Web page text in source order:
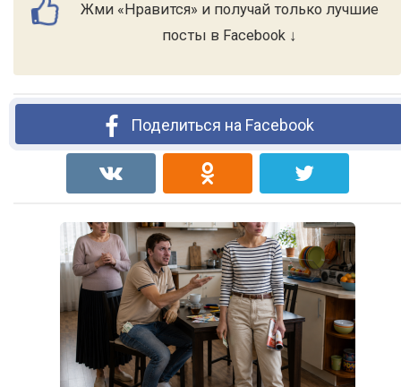
Жми «Нравится» и получай только лучшие
посты в Facebook ↓
Поделиться на Facebook